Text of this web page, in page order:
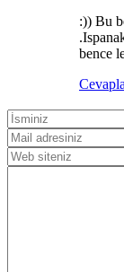
:)) Bu
bence